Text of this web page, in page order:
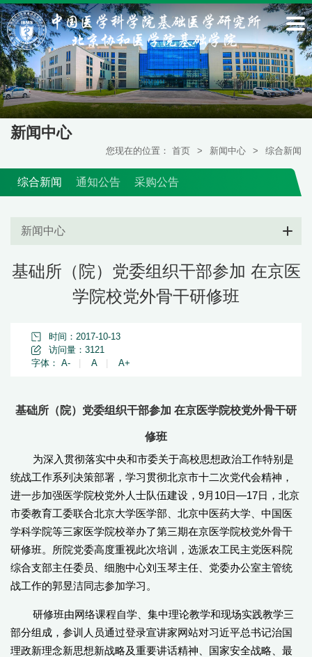
新闻中心
您现在的位置： 首页 > 新闻中心 > 综合新闻
综合新闻 通知公告 采购公告
新闻中心
基础所（院）党委组织干部参加 在京医
学院校党外骨干研修班
时间：2017-10-13
访问量： 3121
字体： A- A A+
基础所（院）党委组织干部参加 在京医学院校党外骨干研
修班
为深入贯彻落实中央和市委关于高校思想政治工作特别是
统战工作系列决策部署，学习贯彻北京市十二次党代会精神，
进一步加强医学院校党外人士队伍建设，9月10日—17日，北京
市委教育工委联合北京大学医学部、北京中医药大学、中国医
学科学院等三家医学院校举办了第三期在京医学院校党外骨干
研修班。所院党委高度重视此次培训，选派农工民主党医科院
综合支部主任委员、细胞中心刘玉琴主任、党委办公室主管统
战工作的郭昱洁同志参加学习。
研修班由网络课程自学、集中理论教学和现场实践教学三
部分组成，参训人员通过登录宣讲家网站对习近平总书记治国
理政新理念新思想新战略及重要讲话精神、国家安全战略、最